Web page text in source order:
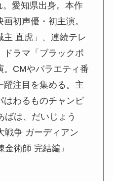
愛知県出身。本作
初声優・初主演。
主 直虎」、連続テレ
ドラマ「ブラックポ
。CMやバラエティ番
躍注目を集める。主
はわるものチャンピ
ばは、だいじょう
戦争 ガーディアン
術師 完結編』